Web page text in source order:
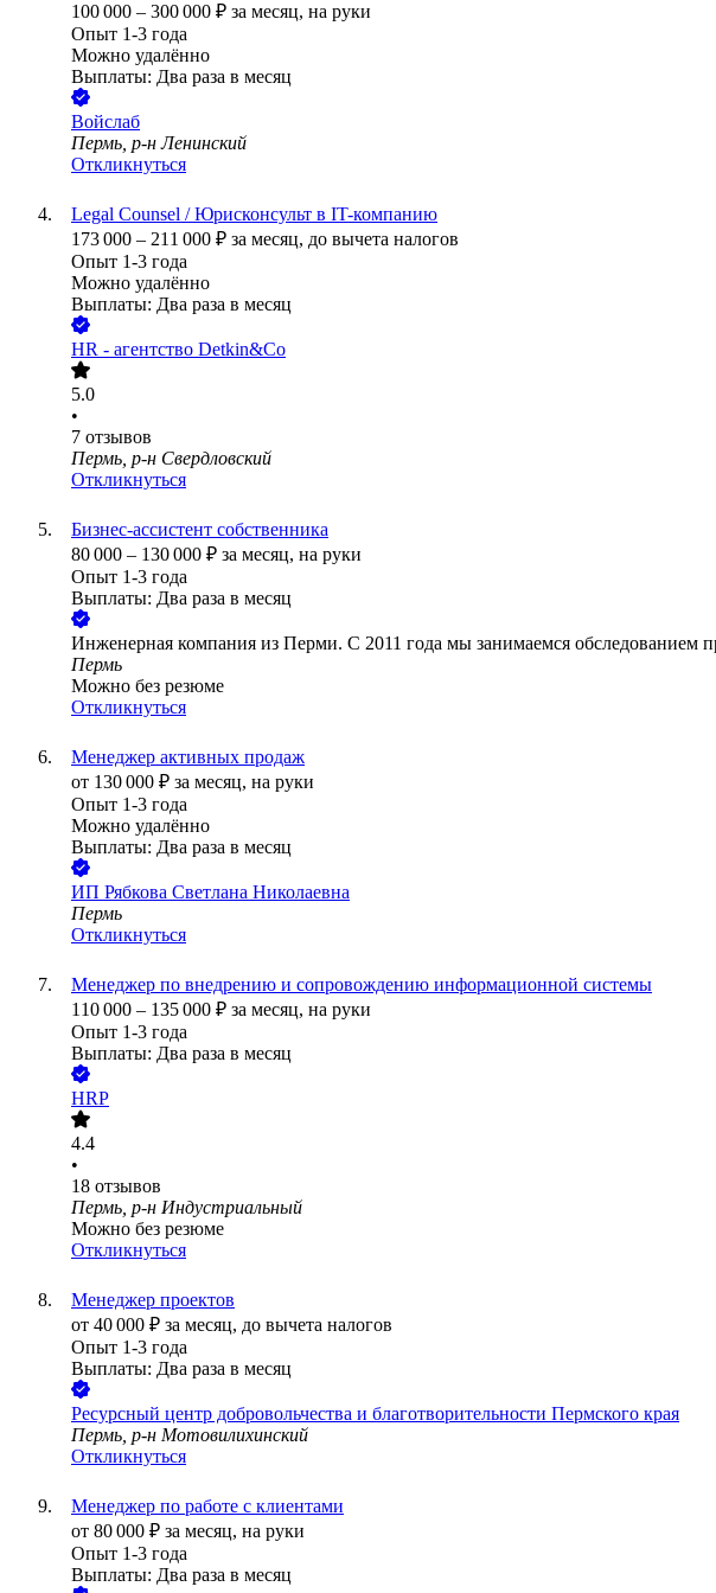
100 000 – 300 000 ₽ за месяц, на руки
Опыт 1-3 года
Можно удалённо
Выплаты: Два раза в месяц
Войслаб
Пермь, р-н Ленинский
Откликнуться
Legal Counsel / Юрисконсульт в IT-компанию
173 000 – 211 000 ₽ за месяц, до вычета налогов
Опыт 1-3 года
Можно удалённо
Выплаты: Два раза в месяц
HR - агентство Detkin&Co
5.0
•
7 отзывов
Пермь, р-н Свердловский
Откликнуться
Бизнес-ассистент собственника
80 000 – 130 000 ₽ за месяц, на руки
Опыт 1-3 года
Выплаты: Два раза в месяц
Инженерная компания из Перми. С 2011 года мы занимаемся
Пермь
Можно без резюме
Откликнуться
Менеджер активных продаж
от 130 000 ₽ за месяц, на руки
Опыт 1-3 года
Можно удалённо
Выплаты: Два раза в месяц
ИП Рябкова Светлана Николаевна
Пермь
Откликнуться
Менеджер по внедрению и сопровождению информационной системы
110 000 – 135 000 ₽ за месяц, на руки
Опыт 1-3 года
Выплаты: Два раза в месяц
HRP
4.4
•
18 отзывов
Пермь, р-н Индустриальный
Можно без резюме
Откликнуться
Менеджер проектов
от 40 000 ₽ за месяц, до вычета налогов
Опыт 1-3 года
Выплаты: Два раза в месяц
Ресурсный центр добровольчества и благотворительности Пермского края
Пермь, р-н Мотовилихинский
Откликнуться
Менеджер по работе с клиентами
от 80 000 ₽ за месяц, на руки
Опыт 1-3 года
Выплаты: Два раза в месяц